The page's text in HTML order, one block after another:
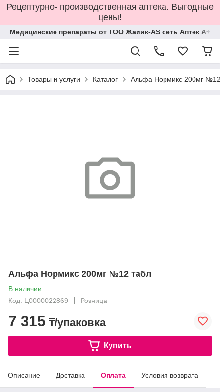
Рецептурно- производственная аптека. Выгодные
цены!
Медицинские препараты от ТОО Жайик-AS сеть Аптек А+
Товары и услуги Каталог Альфа Нормикс 200мг №12
Альфа Нормикс 200мг №12 табл
В наличии
Код: Ц0000022869
Розница
7 315 ₸/упаковка
Купить
Описание Доставка Оплата Условия возврата